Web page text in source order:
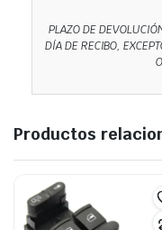
PLAZO DE
DÍA DE RECIBO,
Productos